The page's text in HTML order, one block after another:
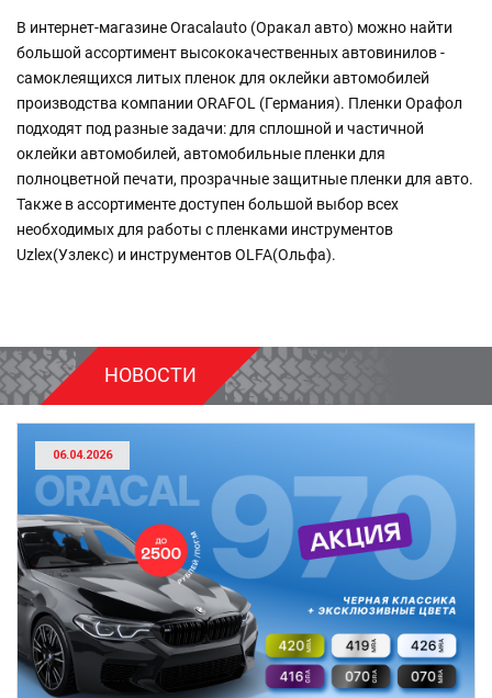
В интернет-магазине Oracalauto (Оракал авто) можно найти
большой ассортимент высококачественных автовинилов -
самоклеящихся литых пленок для оклейки автомобилей
производства компании ORAFOL (Германия). Пленки Орафол
подходят под разные задачи: для сплошной и частичной
оклейки автомобилей, автомобильные пленки для
полноцветной печати, прозрачные защитные пленки для авто.
Также в ассортименте доступен большой выбор всех
необходимых для работы с пленками инструментов
Uzlex(Узлекс) и инструментов OLFA(Ольфа).
НОВОСТИ
06.04.2026